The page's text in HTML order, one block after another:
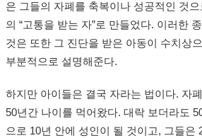
은 그들의 자폐를 축복이나 성공적인 것으
의 “고통을 받는 자”로 만들었다. 이러한
것은 또한 그 진단을 받은 아동이 수치상
부분적으로 설명해준다.
하지만 아이들은 결국 자라는 법이다. 자
50년간 나이를 먹어왔다. 대락 보더라도
으로 10년 안에 성인이 될 것이고, 그들은